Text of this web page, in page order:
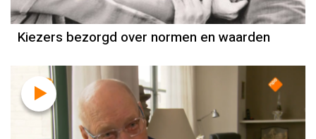
Kiezers bezorgd over normen en waarden